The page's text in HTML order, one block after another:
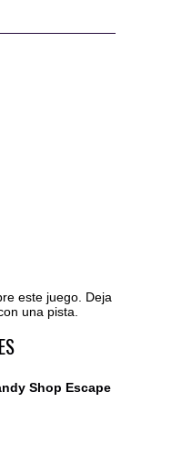
este juego. Deja
una pista.
Shop Escape